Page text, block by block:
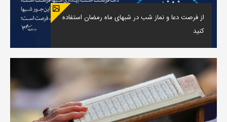
از فرصت دعا و نماز شب در شبهای ماه رمضان استفاده
کنید